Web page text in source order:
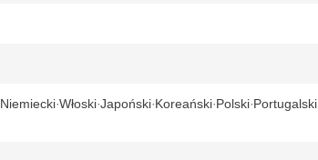
Niemiecki Włoski Japoński Koreański Polski Portugalski